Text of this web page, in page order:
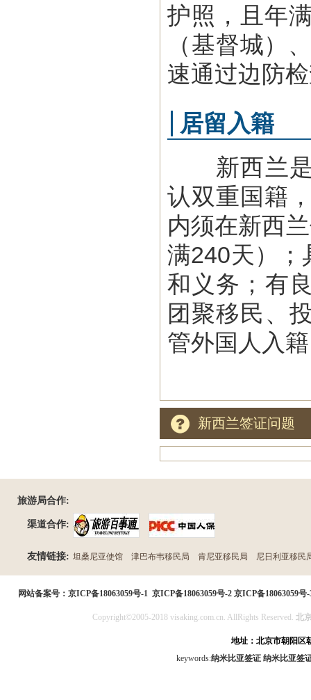
护照，且年
（基督城）
速通过边防
居留入籍
新西兰是
认双重国籍
内须在新西
满240天）；
和义务；有
团聚移民、
管外国人入
新西兰签证问题
旅游局合作:
渠道合作:
友情链接: 坦桑尼亚使馆 津巴布韦移民局 肯尼亚移民局 尼日利亚移民
网站备案号： 京ICP备18063059号-1 京ICP备18063059号-2 京ICP备18063059号-
Copyright©2005-2018 visaking.com.cn. AllRights Reserved. 北
地址：北京市朝阳区
keywords:纳米比亚签证 纳米比亚签